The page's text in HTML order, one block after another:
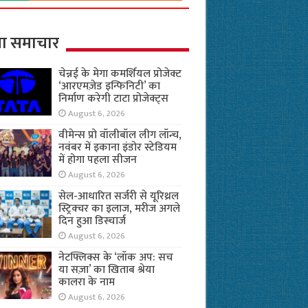
समाचार
चेन्नई के मेगा कमर्शियल प्रोजेक्ट
‘आरएमज़ेड इन्फिनिटी’ का
निर्माण करेगी टाटा प्रोजेक्ट्स
August 6, 2026
वीमेन्स प्रो वॉलीबॉल लीग लॉन्च,
नवंबर में इकाना इंडोर स्टेडियम
में होगा पहला सीजन
August 6, 2026
सेल-आधारित सर्जरी से यूरिथ्रल
स्ट्रिक्चर का इलाज, मरीज अगले
दिन हुआ डिस्चार्ज
August 6, 2026
नेटफ्लिक्स के ‘लॉक अप: सच
या सज़ा’ का खिताब श्रेया
कालरा के नाम
August 6, 2026